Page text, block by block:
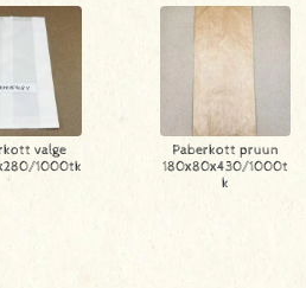
valge
1000tk
Paberkott pruun
180x80x430/1000t
k